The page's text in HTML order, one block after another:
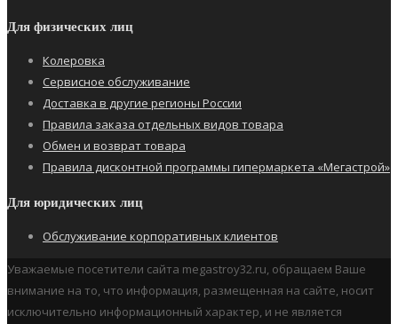
Для физических лиц
Колеровка
Сервисное обслуживание
Доставка в другие регионы России
Правила заказа отдельных видов товара
Обмен и возврат товара
Правила дисконтной программы гипермаркета «Мегастрой»
Для юридических лиц
Обслуживание корпоративных клиентов
Уважаемые посетители сайта megastroy32.ru, обращаем Ваше
внимание на то, что информация, размещенная на сайте, носит
исключительно информационный характер, и не является